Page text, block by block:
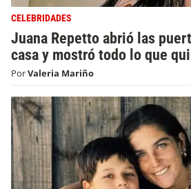
CELEBRIDADES
Juana Repetto abrió las
casa y mostró todo lo que
PorValeria Mariño